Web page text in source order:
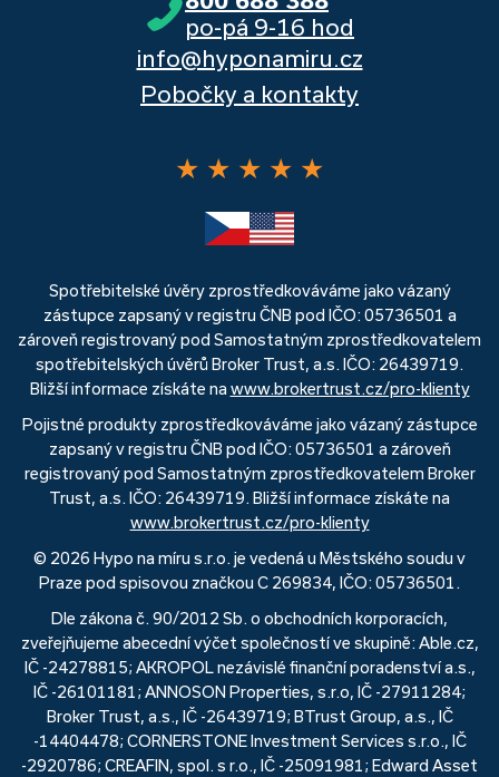
po-pá 9-16 hod
info@hyponamiru.cz
Pobočky a kontakty
★ ★ ★ ★ ★
Spotřebitelské úvěry zprostředkováváme jako vázaný
zástupce zapsaný v registru ČNB pod IČO: 05736501 a
zároveň registrovaný pod Samostatným zprostředkovatelem
spotřebitelských úvěrů Broker Trust, a.s. IČO: 26439719.
Bližší informace získáte na www.brokertrust.cz/pro-klienty
Pojistné produkty zprostředkováváme jako vázaný zástupce
zapsaný v registru ČNB pod IČO: 05736501 a zároveň
registrovaný pod Samostatným zprostředkovatelem Broker
Trust, a.s. IČO: 26439719. Bližší informace získáte na
www.brokertrust.cz/pro-klienty
© 2026 Hypo na míru s.r.o. je vedená u Městského soudu v
Praze pod spisovou značkou C 269834, IČO: 05736501.
Dle zákona č. 90/2012 Sb. o obchodních korporacích,
zveřejňujeme abecední výčet společností ve skupině: Able.cz,
IČ -24278815; AKROPOL nezávislé finanční poradenství a.s.,
IČ -26101181; ANNOSON Properties, s.r.o, IČ -27911284;
Broker Trust, a.s., IČ -26439719; BTrust Group, a.s., IČ
-14404478; CORNERSTONE Investment Services s.r.o., IČ
-2920786; CREAFIN, spol. s r.o., IČ -25091981; Edward Asset